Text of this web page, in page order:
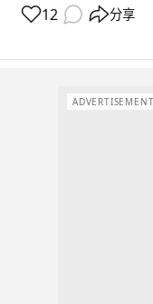
12 分享
ADVERTISEMENT